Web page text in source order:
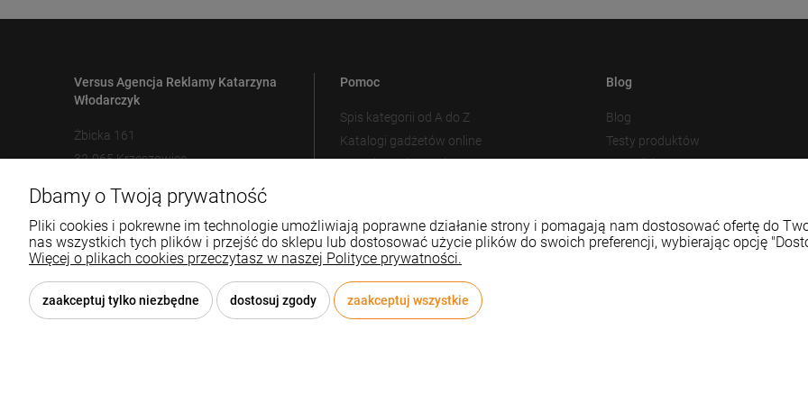
Versus Agencja Reklamy Katarzyna
Włodarczyk
Żbicka 161
32-065 Krzeszowice
12 307 25 82
biuro@versus-reklama.pl
Pomoc
Spis kategorii od A do Z
Katalogi gadżetów online
Metody znakowania
Blog
Blog
Testy produktów
Nowości
Dbamy o Twoją prywatność
Pliki cookies i pokrewne im technologie umożliwiają poprawne działanie strony i pomagają nam dostosować ofertę do
nas wszystkich tych plików i przejść do sklepu lub dostosować użycie plików do swoich preferencji, wybierając opcję
Więcej o plikach cookies przeczytasz w naszej Polityce prywatności.
zaakceptuj tylko niezbędne dostosuj zgody zaakceptuj wszystkie